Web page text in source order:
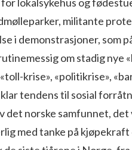
militante
i demonstrasjoner, som
om stadig nye
krise», «politikrise»,
tendens til sosial
det norske samfunnet,
med tanke på